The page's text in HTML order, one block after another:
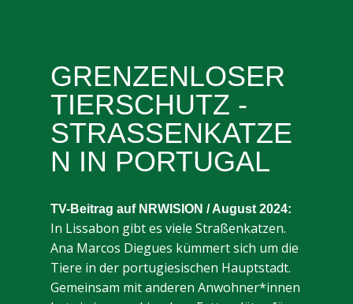
GRENZENLOSER
TIERSCHUTZ -
STRASSENKATZEN
IN PORTUGAL
TV-Beitrag auf NRWISION / August 2024:
I​n Lissabon gibt es viele Straßenkatzen.
Ana Marcos Diegues kümmert sich um die
Tiere in der portugiesischen Hauptstadt.
Gemeinsam mit anderen Anwohner*innen